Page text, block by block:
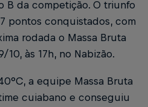
B da competição. O triunfo
pontos conquistados, com
rodada o Massa Bruta
10, às 17h, no Nabizão.
a equipe Massa Bruta
cuiabano e conseguiu